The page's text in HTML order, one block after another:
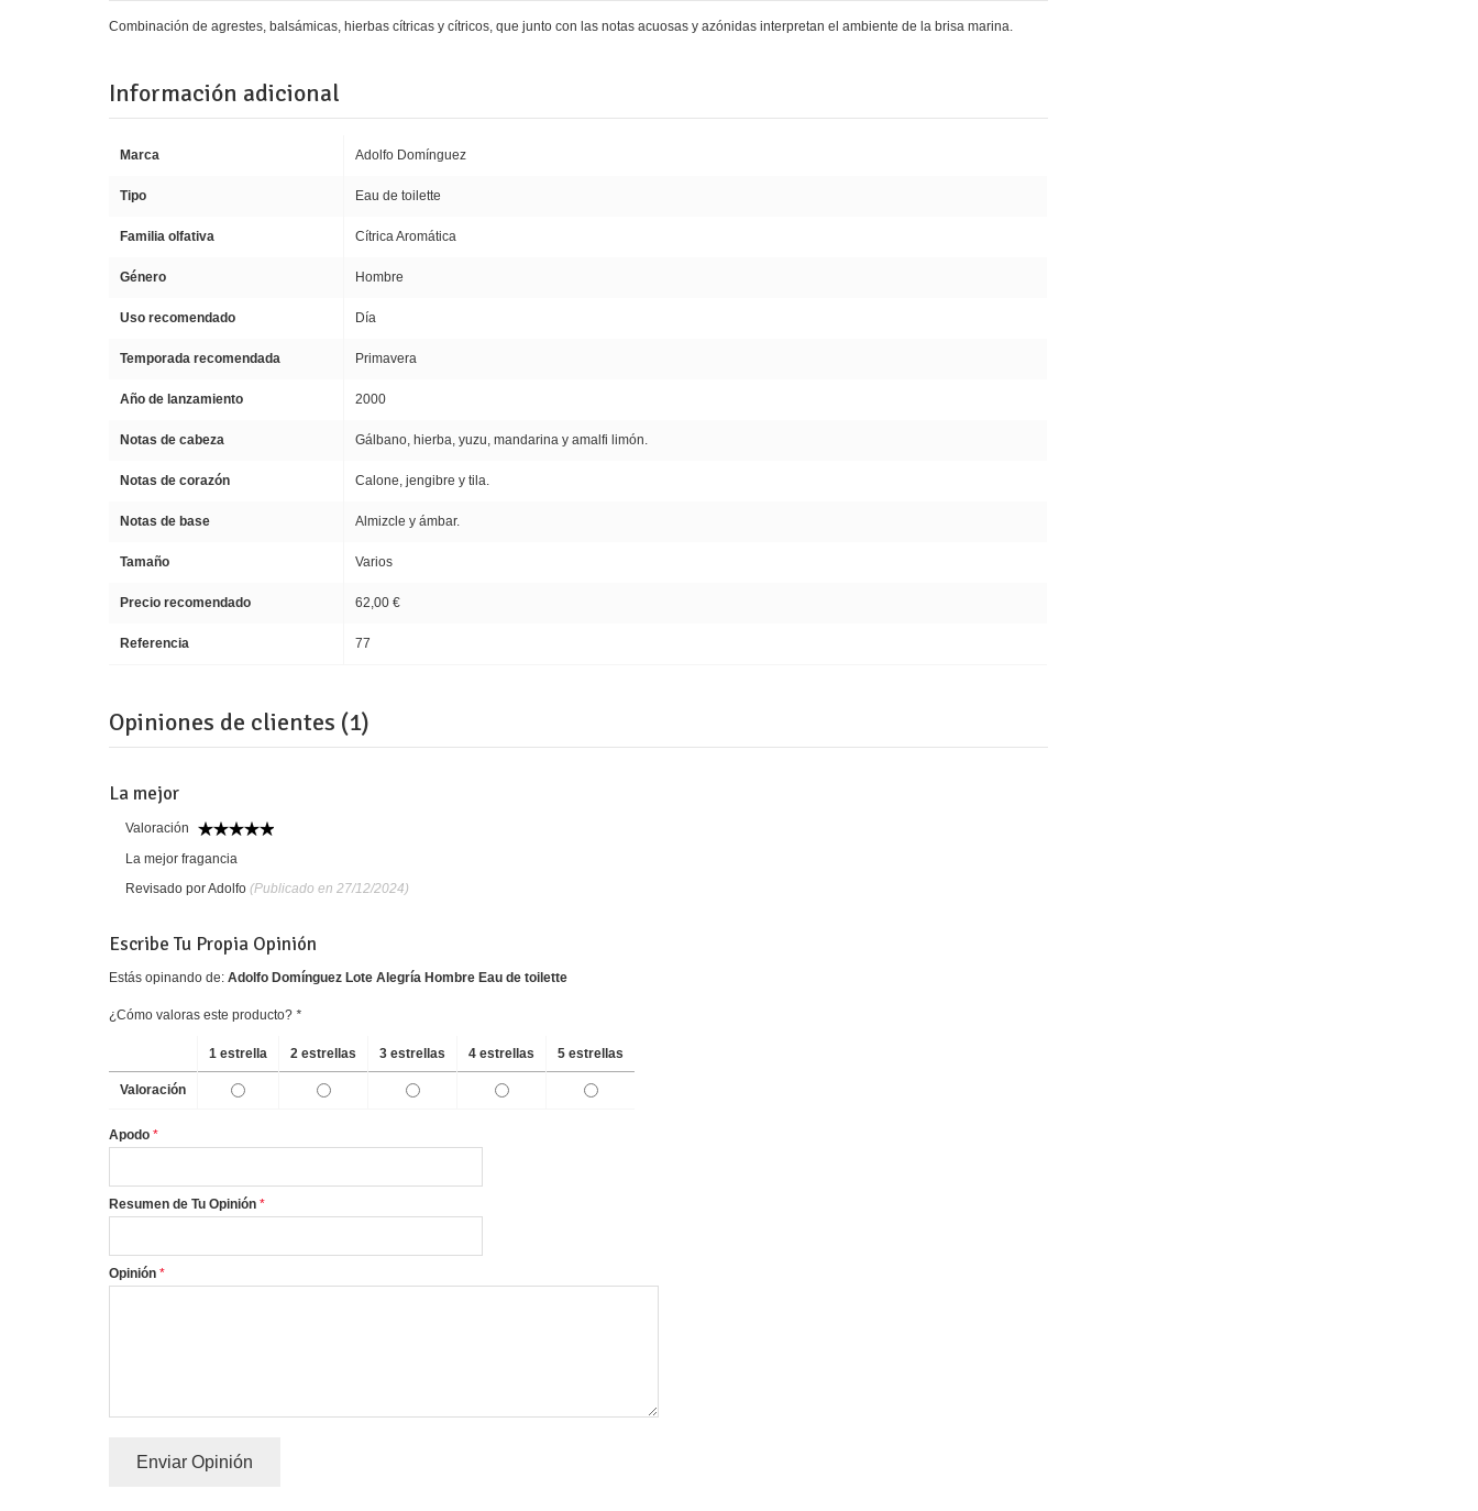
Combinación de agrestes, balsámicas, hierbas cítricas y cítricos, que junto con las notas acuosas y azónidas interpretan el ambiente de la brisa marina.
Información adicional
Marca Adolfo Domínguez
Tipo Eau de toilette
Familia olfativa Cítrica Aromática
Género Hombre
Uso recomendado Día
Temporada recomendada Primavera
Año de lanzamiento 2000
Notas de cabeza Gálbano, hierba, yuzu, mandarina y amalfi limón.
Notas de corazón Calone, jengibre y tila.
Notas de base Almizcle y ámbar.
Tamaño Varios
Precio recomendado 62,00 €
Referencia 77
Opiniones de clientes (1)
La mejor
Valoración
La mejor fragancia
Revisado por Adolfo (Publicado en 27/12/2024)
Escribe Tu Propia Opinión
Estás opinando de: Adolfo Domínguez Lote Alegría Hombre Eau de toilette
¿Cómo valoras este producto?*
1 estrella 2 estrellas 3 estrellas 4 estrellas 5 estrellas
Valoración
Apodo
Resumen de Tu Opinión
Opinión
Enviar Opinión